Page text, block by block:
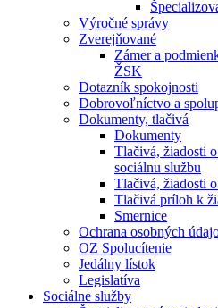
Výročné správy
Zverejňované
Zámer a
ŽSK
Dotazník spokojnosti
Dobrovoľníctvo a
Dokumenty, tlačivá
Dokumenty
Tlačivá, žiadosti
sociálnu službu
Tlačivá, žiadosti
Tlačivá príloh k
Smernice
Ochrana osobných
OZ Spolucítenie
Jedálny lístok
Legislatíva
Sociálne služby